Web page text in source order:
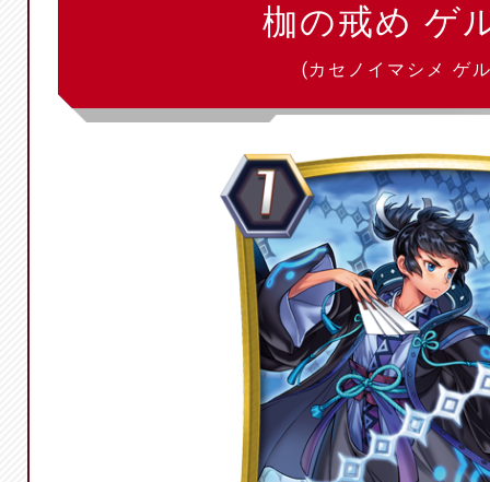
枷の戒め ゲ
(カセノイマシメ ゲ